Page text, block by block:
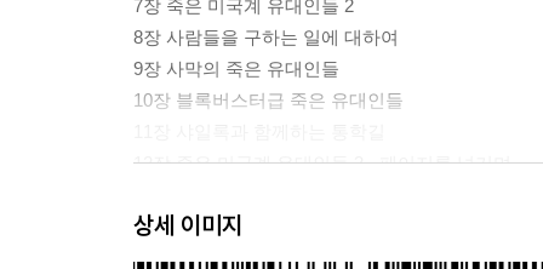
7장 죽은 미국계 유대인들 2
8장 사람들을 구하는 일에 대하여
9장 사막의 죽은 유대인들
10장 블록버스터급 죽은 유대인들
12장 죽은 미국계 유대인들 3 - 페이지를 넘기며
감사의 말
해설 타자(他者)와 사자(死者), 문명에 대한 급진적
상세 이미지